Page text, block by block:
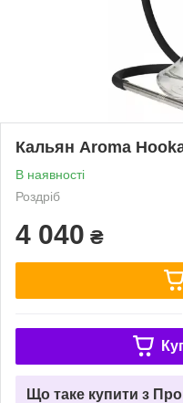
Кальян Aroma
В наявності
Роздріб
4 040 ₴
Що таке купити з